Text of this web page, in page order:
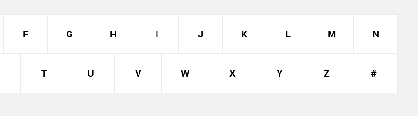
F G H I J K L M N
T U V W X Y Z #